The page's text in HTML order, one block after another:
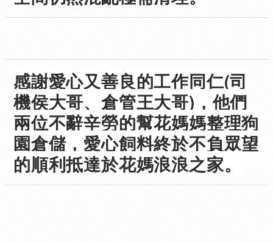
感謝愛心又善良的工作同仁(司
機侯大哥、倉管王大哥)，他們
兩位不辭辛勞的幫花媽媽整理狗
園倉儲，愛心飼料終於不負眾望
的順利抵達於花媽浪浪之家。